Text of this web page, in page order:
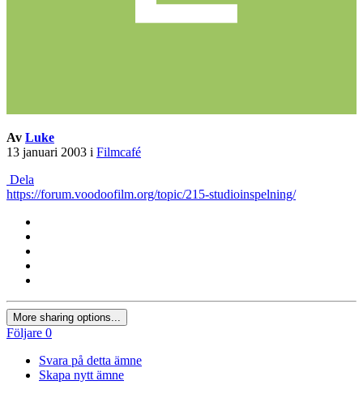
Av Luke
13 januari 2003 i Filmcafé
Dela
https://forum.voodoofilm.org/topic/215-studioinspelning/
More sharing options...
Följare 0
Svara på detta ämne
Skapa nytt ämne